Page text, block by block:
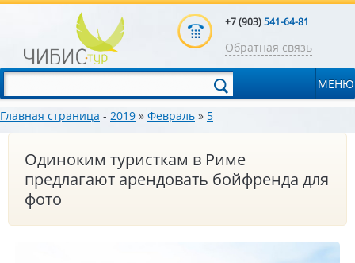
+7 (903)541-64-81
Обратная связь
МЕНЮ
Главная страница - 2019 » Февраль » 5
Одиноким туристкам в Риме
предлагают арендовать бойфренда для
фото